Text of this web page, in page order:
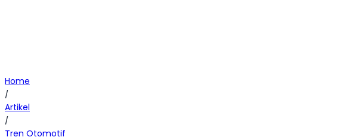
Home
/
Artikel
/
Tren Otomotif